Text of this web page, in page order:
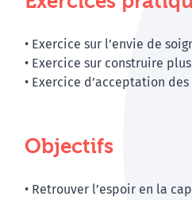
• Exercice sur l’envie de
• Exercice sur construire
• Exercice d’acceptation
Objectifs
• Retrouver l’espoir en la